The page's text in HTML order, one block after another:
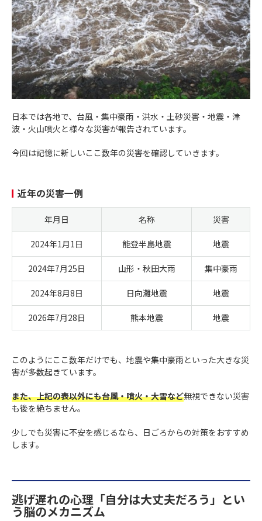
日本では各地で、台風・集中豪雨・洪水・土砂災害・地震・津
波・火山噴火と様々な災害が報告されています。
今回は記憶に新しいここ数年の災害を確認していきます。
近年の災害一例
年月日 名称 災害
2024年1月1日 能登半島地震 地震
2024年7月25日 山形・秋田大雨 集中豪雨
2024年8月8日 日向灘地震 地震
2026年7月28日 熊本地震 地震
このようにここ数年だけでも、地震や集中豪雨といった大きな災
害が多数起きています。
また、上記の表以外にも台風・噴火・大雪など無視できない災害
も後を絶ちません。
少しでも災害に不安を感じるなら、日ごろからの対策をおすすめ
します。
逃げ遅れの心理「自分は大丈夫だろう」とい
う脳のメカニズム